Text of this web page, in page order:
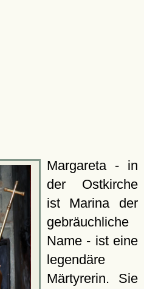
Margareta - in
der Ostkirche
ist Marina der
gebräuchliche
Name - ist eine
legendäre
Märtyrerin. Sie